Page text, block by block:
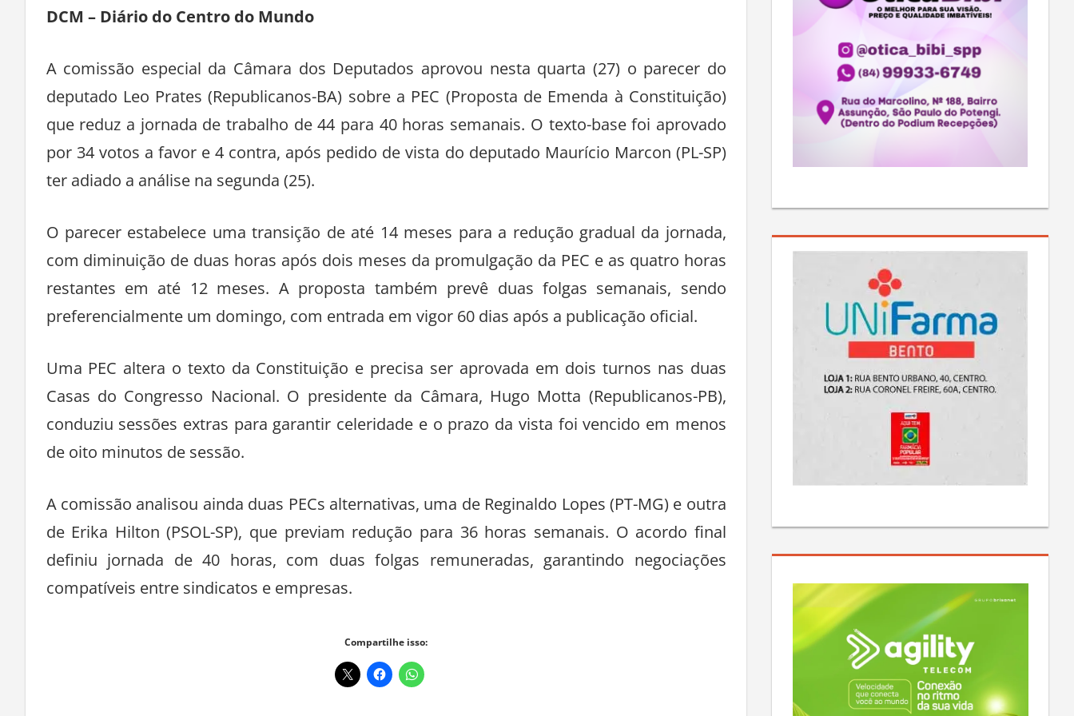
DCM – Diário do Centro do Mundo
A comissão especial da Câmara dos Deputados aprovou nesta quarta (27) o parecer do
deputado Leo Prates (Republicanos-BA) sobre a PEC (Proposta de Emenda à Constituição)
que reduz a jornada de trabalho de 44 para 40 horas semanais. O texto-base foi aprovado
por 34 votos a favor e 4 contra, após pedido de vista do deputado Maurício Marcon (PL-SP)
ter adiado a análise na segunda (25).
O parecer estabelece uma transição de até 14 meses para a redução gradual da jornada,
com diminuição de duas horas após dois meses da promulgação da PEC e as quatro horas
restantes em até 12 meses. A proposta também prevê duas folgas semanais, sendo
preferencialmente um domingo, com entrada em vigor 60 dias após a publicação oficial.
Uma PEC altera o texto da Constituição e precisa ser aprovada em dois turnos nas duas
Casas do Congresso Nacional. O presidente da Câmara, Hugo Motta (Republicanos-PB),
conduziu sessões extras para garantir celeridade e o prazo da vista foi vencido em menos
de oito minutos de sessão.
A comissão analisou ainda duas PECs alternativas, uma de Reginaldo Lopes (PT-MG) e outra
de Erika Hilton (PSOL-SP), que previam redução para 36 horas semanais. O acordo final
definiu jornada de 40 horas, com duas folgas remuneradas, garantindo negociações
compatíveis entre sindicatos e empresas.
Compartilhe isso: